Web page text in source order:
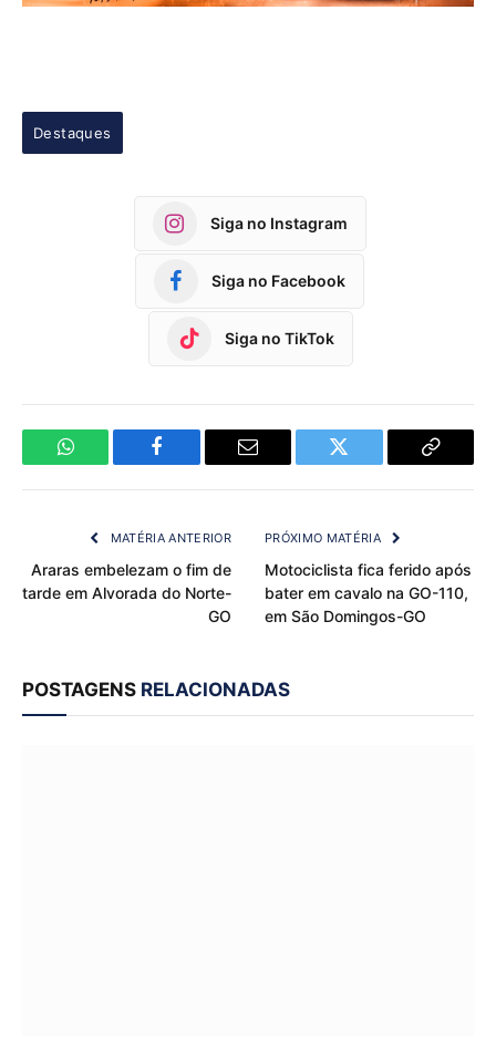
Destaques
Siga no Instagram
Siga no Facebook
Siga no TikTok
WhatsApp Facebook Email Twitter
Copy
MATÉRIA ANTERIOR
Araras embelezam o fim de
tarde em Alvorada do Norte-
GO
PRÓXIMO MATÉRIA
Motociclista fica ferido após
bater em cavalo na GO-110,
em São Domingos-GO
POSTAGENS RELACIONADAS